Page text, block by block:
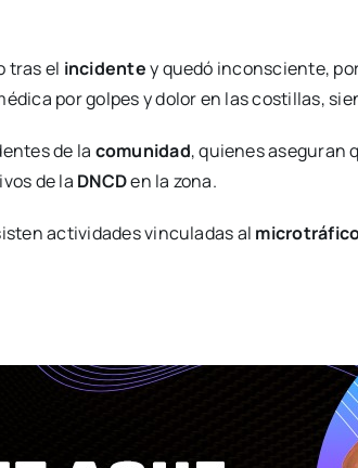
tras el incidentey quedó inconsciente,
por golpes y dolor en las costillas,
de la comunidad, quienes aseguran
de la DNCDen la zona.
actividades vinculadas al